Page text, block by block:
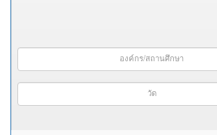
องค์กร/สถานศึกษา
วัด